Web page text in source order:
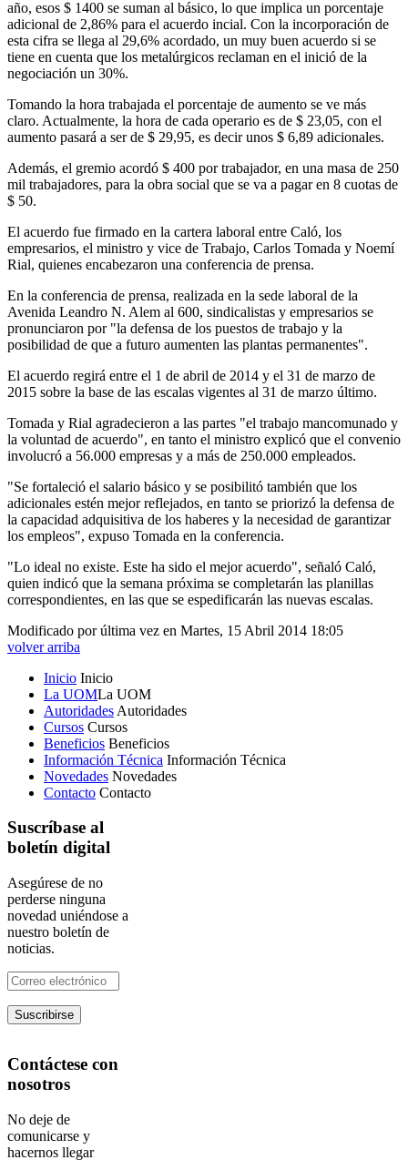
año, esos $ 1400 se suman al básico, lo que implica un porcentaje
adicional de 2,86% para el acuerdo incial. Con la incorporación de
esta cifra se llega al 29,6% acordado, un muy buen acuerdo si se
tiene en cuenta que los metalúrgicos reclaman en el inició de la
negociación un 30%.
Tomando la hora trabajada el porcentaje de aumento se ve más
claro. Actualmente, la hora de cada operario es de $ 23,05, con el
aumento pasará a ser de $ 29,95, es decir unos $ 6,89 adicionales.
Además, el gremio acordó $ 400 por trabajador, en una masa de 250
mil trabajadores, para la obra social que se va a pagar en 8 cuotas de
$ 50.
El acuerdo fue firmado en la cartera laboral entre Caló, los
empresarios, el ministro y vice de Trabajo, Carlos Tomada y Noemí
Rial, quienes encabezaron una conferencia de prensa.
En la conferencia de prensa, realizada en la sede laboral de la
Avenida Leandro N. Alem al 600, sindicalistas y empresarios se
pronunciaron por "la defensa de los puestos de trabajo y la
posibilidad de que a futuro aumenten las plantas permanentes".
El acuerdo regirá entre el 1 de abril de 2014 y el 31 de marzo de
2015 sobre la base de las escalas vigentes al 31 de marzo último.
Tomada y Rial agradecieron a las partes "el trabajo mancomunado y
la voluntad de acuerdo", en tanto el ministro explicó que el convenio
involucró a 56.000 empresas y a más de 250.000 empleados.
"Se fortaleció el salario básico y se posibilitó también que los
adicionales estén mejor reflejados, en tanto se priorizó la defensa de
la capacidad adquisitiva de los haberes y la necesidad de garantizar
los empleos", expuso Tomada en la conferencia.
"Lo ideal no existe. Este ha sido el mejor acuerdo", señaló Caló,
quien indicó que la semana próxima se completarán las planillas
correspondientes, en las que se espedificarán las nuevas escalas.
Modificado por última vez en Martes, 15 Abril 2014 18:05
volver arriba
Inicio Inicio
La UOMLa UOM
Autoridades Autoridades
Cursos Cursos
Beneficios Beneficios
Información Técnica Información Técnica
Novedades Novedades
Contacto Contacto
Suscríbase al
boletín digital
Asegúrese de no
perderse ninguna
novedad uniéndose a
nuestro boletín de
noticias.
Contáctese con
nosotros
No deje de
comunicarse y
hacernos llegar